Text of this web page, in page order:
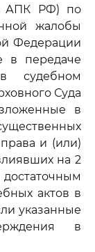
- АПК РФ) по
жалобы
Федерации
в передаче
судебном
Суда
в
и (или)
на 2
актов в
указанные
в